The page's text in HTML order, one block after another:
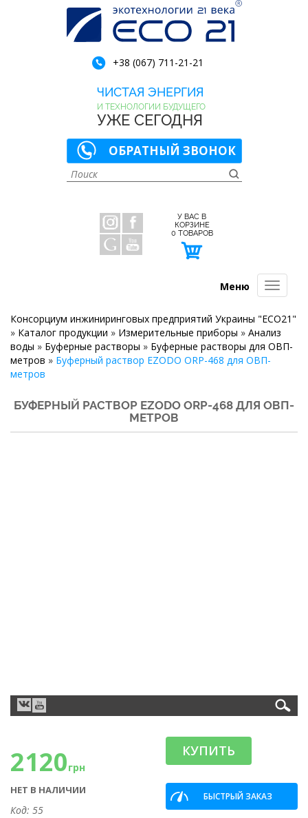
+38 (067) 711-21-21
ЧИСТАЯ ЭНЕРГИЯ
И ТЕХНОЛОГИИ БУДУЩЕГО
УЖЕ СЕГОДНЯ
ОБРАТНЫЙ ЗВОНОК
У ВАС В
КОРЗИНЕ
0 ТОВАРОВ
Меню
Консорциум инжиниринговых предприятий Украины "ECO21"
» Каталог продукции » Измерительные приборы » Анализ
воды » Буферные растворы » Буферные растворы для ОВП-
метров » Буферный раствор EZODO ORP-468 для ОВП-
метров
БУФЕРНЫЙ РАСТВОР EZODO ORP-468 ДЛЯ ОВП-
МЕТРОВ
2120грн
НЕТ В НАЛИЧИИ
Код: 55
КУПИТЬ
БЫСТРЫЙ ЗАКАЗ